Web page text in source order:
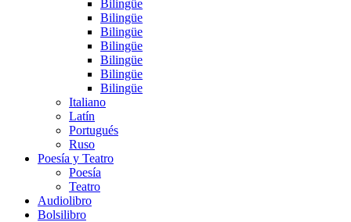
Bilingüe
Bilingüe
Bilingüe
Bilingüe
Bilingüe
Bilingüe
Bilingüe
Italiano
Latín
Portugués
Ruso
Poesía y Teatro
Poesía
Teatro
Audiolibro
Bolsilibro